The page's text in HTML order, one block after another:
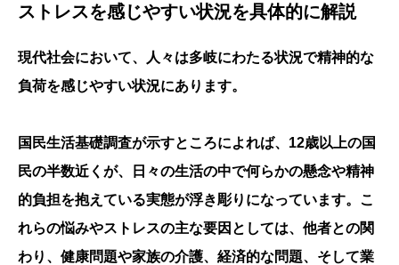
ストレスを感じやすい状況を具体的に解説
現代社会において、人々は多岐にわたる状況で精神的な
負荷を感じやすい状況にあります。
国民生活基礎調査が示すところによれば、12歳以上の国
民の半数近くが、日々の生活の中で何らかの懸念や精神
的負担を抱えている実態が浮き彫りになっています。こ
れらの悩みやストレスの主な要因としては、他者との関
わり、健康問題や家族の介護、経済的な問題、そして業